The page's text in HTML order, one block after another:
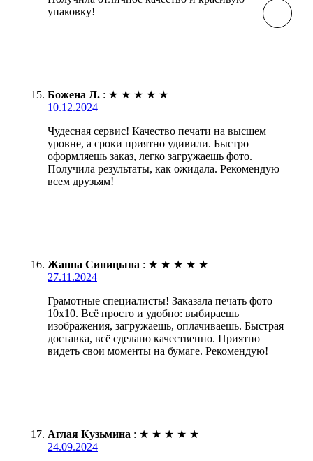
упаковку!
Божена Л. : ★ ★ ★ ★ ★
10.12.2024
Чудесная сервис! Качество печати на высшем
уровне, а сроки приятно удивили. Быстро
оформляешь заказ, легко загружаешь фото.
Получила результаты, как ожидала. Рекомендую
всем друзьям!
Жанна Синицына : ★ ★ ★ ★ ★
27.11.2024
Грамотные специалисты! Заказала печать фото
10х10. Всё просто и удобно: выбираешь
изображения, загружаешь, оплачиваешь. Быстрая
доставка, всё сделано качественно. Приятно
видеть свои моменты на бумаге. Рекомендую!
Аглая Кузьмина : ★ ★ ★ ★ ★
24.09.2024